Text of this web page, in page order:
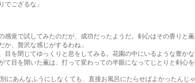
るな」
みたのだが、成功だったようだ。剣心はその香りと薫の反
な感じがするわね」
っくりと息をしてみる。花園の中にいるような豊かな芳
は、打って変わっての半眼になってじとりと剣心を睨
うにしなくても、直接お風呂にたらせばよかったんじゃ